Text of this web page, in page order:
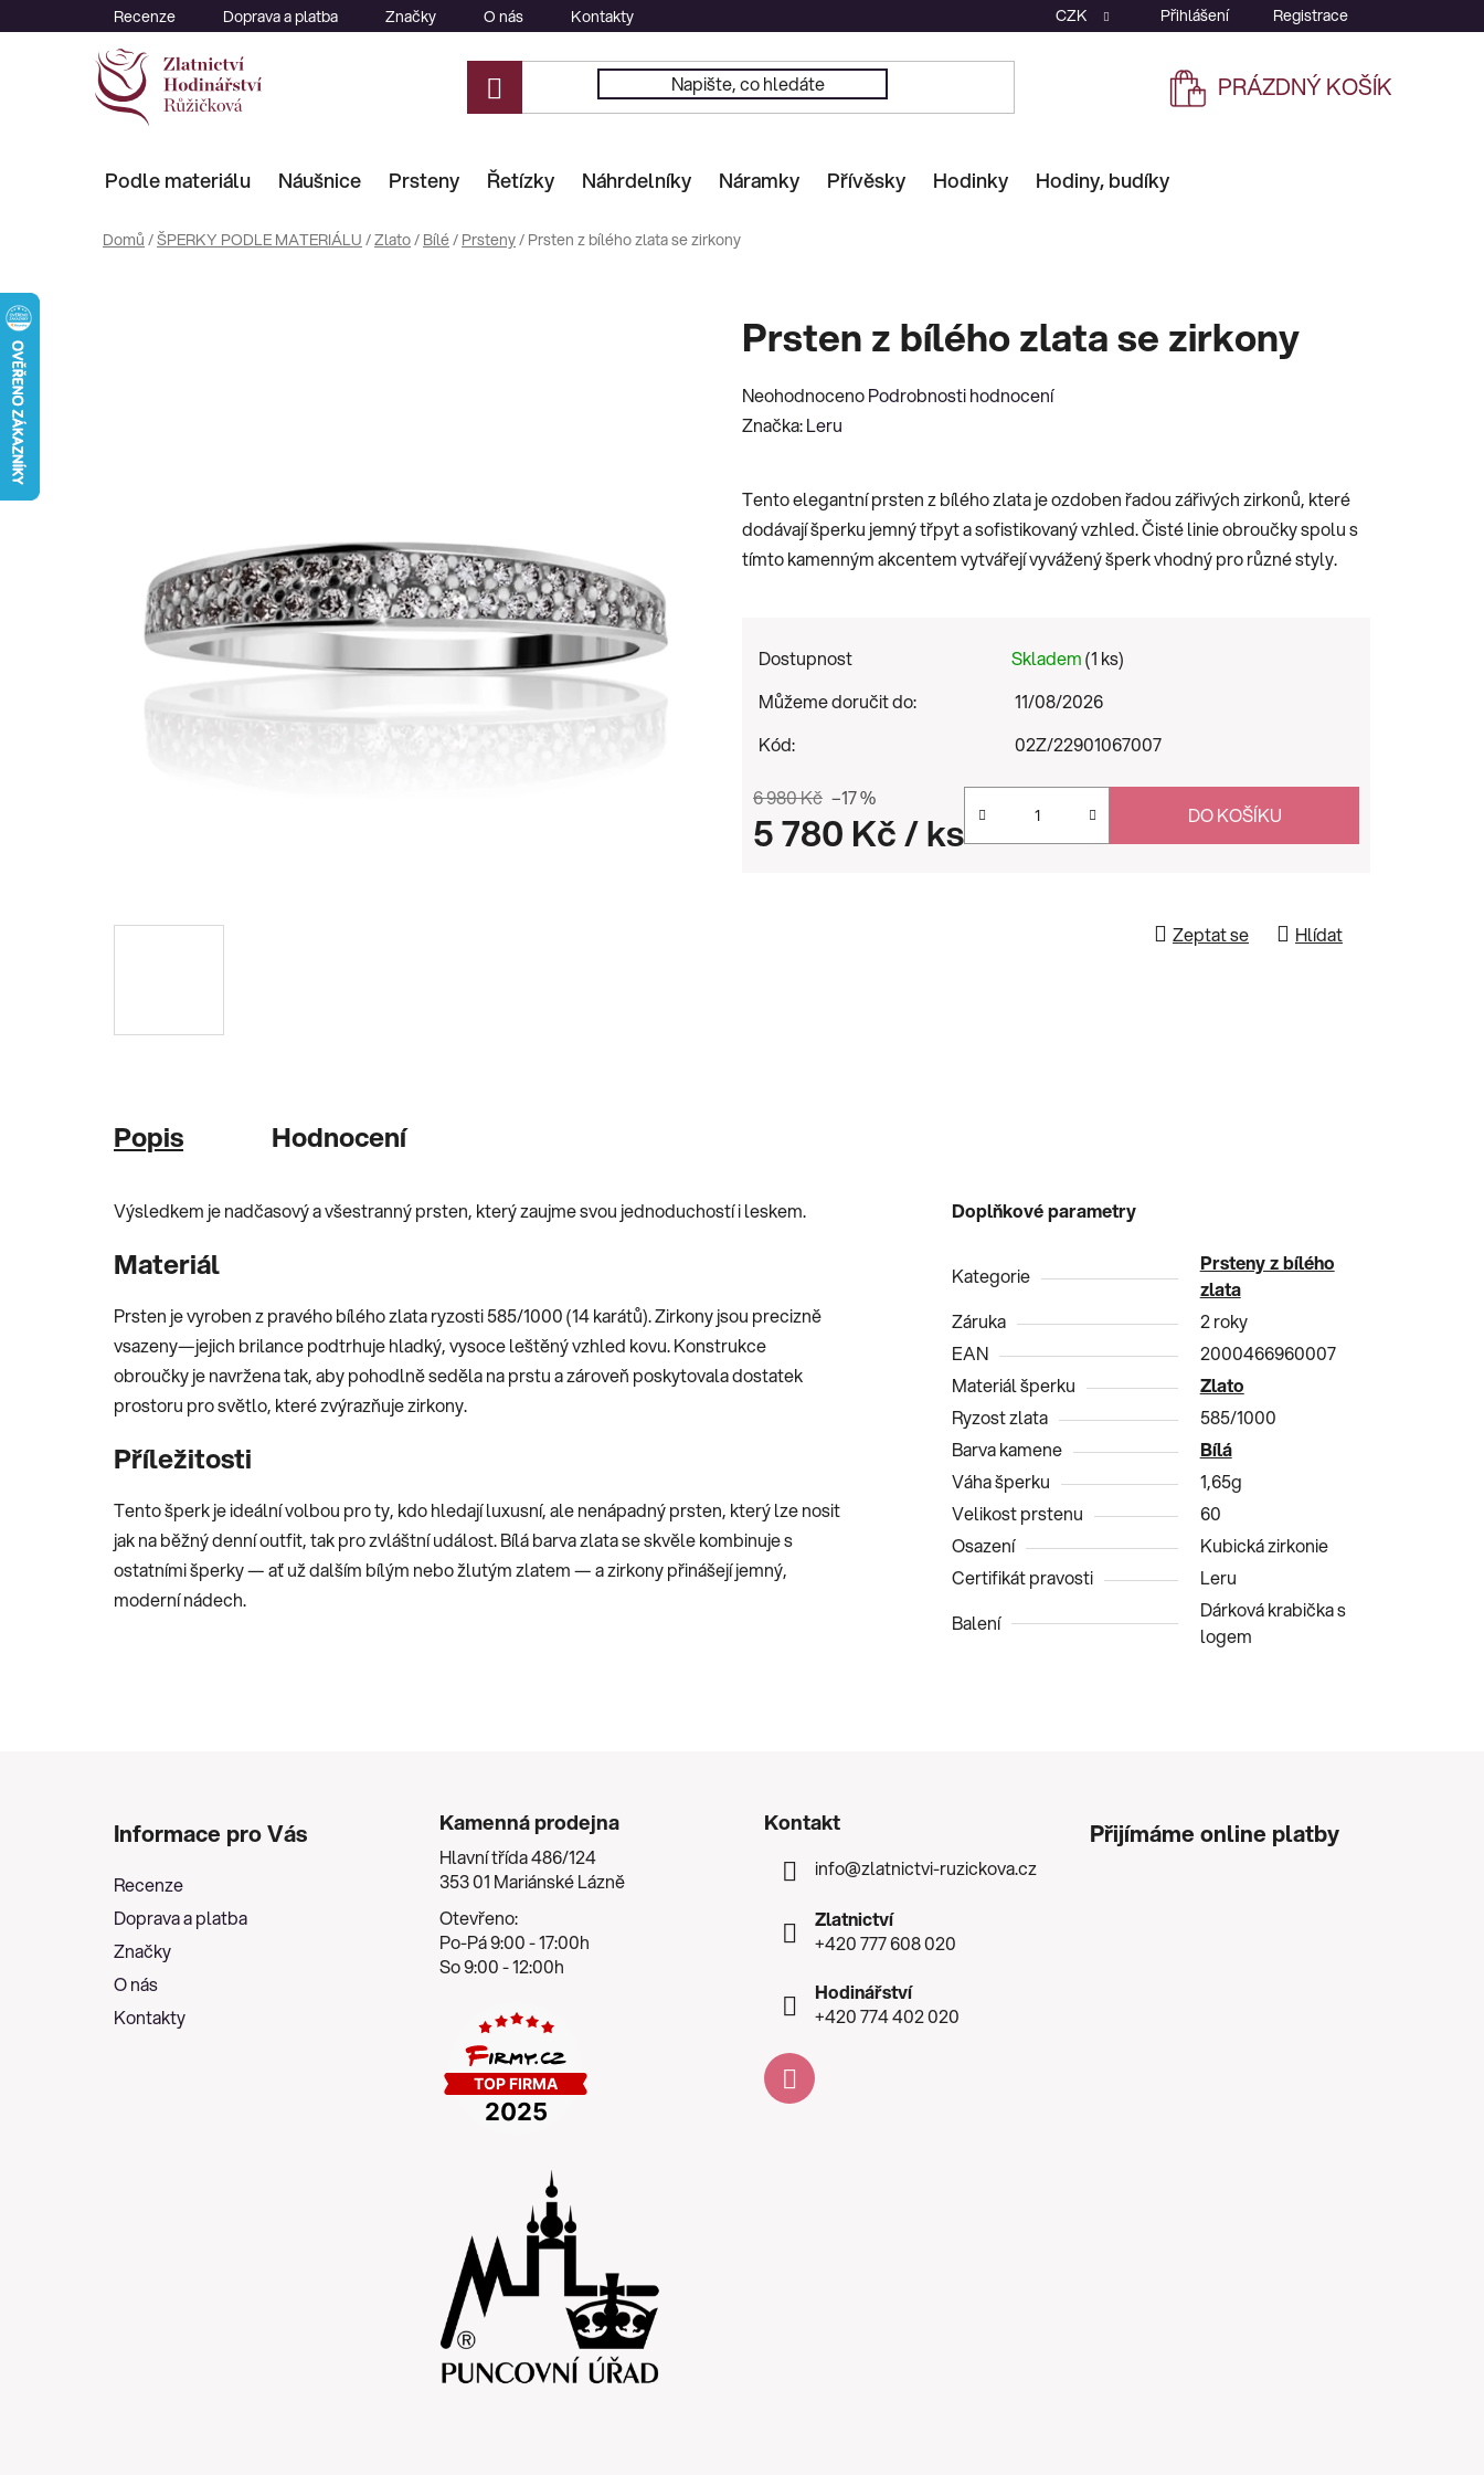
na
Recenze Doprava a platba Značky O nás Kontakty CZK Přihlášení Registrace
NÁKUPNÍ
PRÁZDNÝ KOŠÍK
Podle materiálu Náušnice Prsteny Řetízky Náhrdelníky Náramky Přívěsky Hodinky Hodiny, budíky
Domů /ŠPERKY PODLE MATERIÁLU /Zlato/ Bílé/ Prsteny/ Prsten z bílého zlata se zirkony
Prsten z bílého zlata se zirkony
Průměrné
hodnocení
0,0
z
5
NeohodnocenoPodrobnosti hodnocení
Značka:Leru
Tento elegantní prsten z bílého zlata je ozdoben řadou zářivých zirkonů, které
dodávají šperku jemný třpyt a sofistikovaný vzhled. Čisté linie obroučky spolu s
tímto kamenným akcentem vytvářejí vyvážený šperk vhodný pro různé styly.
Dostupnost Skladem(1 ks)
Můžeme doručit do:
11/08/2026
Kód:
02Z/22901067007
6 980 Kč –17 %
5 780 Kč/ ks DO KOŠÍKU
Zeptat se Hlídat
Popis Hodnocení
Výsledkem je nadčasový a všestranný prsten, který zaujme svou jednoduchostí i leskem.
Materiál
Prsten je vyroben z pravého bílého zlata ryzosti 585/1000 (14 karátů). Zirkony jsou precizně
vsazeny—jejich brilance podtrhuje hladký, vysoce leštěný vzhled kovu. Konstrukce
obroučky je navržena tak, aby pohodlně seděla na prstu a zároveň poskytovala dostatek
prostoru pro světlo, které zvýrazňuje zirkony.
Příležitosti
Tento šperk je ideální volbou pro ty, kdo hledají luxusní, ale nenápadný prsten, který lze nosit
jak na běžný denní outfit, tak pro zvláštní událost. Bílá barva zlata se skvěle kombinuje s
ostatními šperky — ať už dalším bílým nebo žlutým zlatem — a zirkony přinášejí jemný,
moderní nádech.
Doplňkové parametry
Kategorie
Prsteny z bílého
zlata
Záruka
2 roky
EAN
2000466960007
Materiál šperku
Zlato
Ryzost zlata
585/1000
Barva kamene
Bílá
Váha šperku
1,65g
Velikost prstenu
60
Osazení
Kubická zirkonie
Certifikát pravosti
Leru
Balení
Dárková krabička s
logem
Informace pro Vás
Recenze
Doprava a platba
Značky
O nás
Kontakty
Kamenná prodejna
Hlavní třída 486/124
353 01 Mariánské Lázně
Otevřeno:
Po-Pá 9:00 - 17:00h
So 9:00 - 12:00h
Kontakt
info@zlatnictvi-ruzickova.cz
Zlatnictví
+420 777 608 020
Hodinářství
+420 774 402 020
Přijímáme online platby